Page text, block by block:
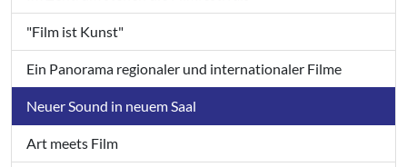
"Film ist Kunst"
Ein Panorama regionaler und internationaler Filme
Neuer Sound in neuem Saal
Art meets Film